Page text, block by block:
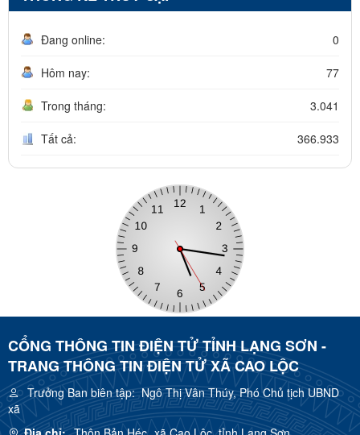
Đang online: 0
Hôm nay: 77
Trong tháng: 3.041
Tất cả: 366.933
CỔNG THÔNG TIN ĐIỆN TỬ TỈNH LẠNG SƠN -
TRANG THÔNG TIN ĐIỆN TỬ XÃ CAO LỘC
Trưởng Ban biên tập:Ngô Thị Vân Thúy, Phó Chủ tịch UBND
xã